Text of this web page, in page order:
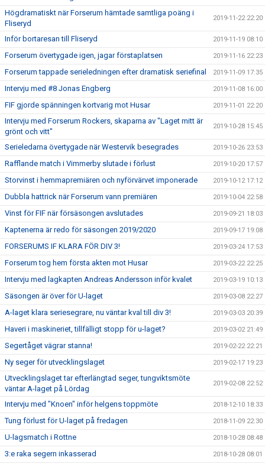
Högdramatiskt när Forserum hämtade samtliga poäng i
Fliseryd
2019-11-22 22:20
Inför bortaresan till Fliseryd 2019-11-19 08:10
Forserum övertygade igen, jagar förstaplatsen 2019-11-16 22:23
Forserum tappade serieledningen efter dramatisk seriefinal 2019-11-09 17:35
Intervju med #8 Jonas Engberg 2019-11-08 16:00
FIF gjorde spänningen kortvarig mot Husar 2019-11-01 22:20
Intervju med Forserum Rockers, skaparna av "Laget mitt är
grönt och vitt"
2019-10-28 15:45
Serieledarna övertygade när Westervik besegrades 2019-10-26 23:53
Rafflande match i Vimmerby slutade i förlust 2019-10-20 17:57
Storvinst i hemmapremiären och nyförvärvet imponerade 2019-10-12 17:12
Dubbla hattrick när Forserum vann premiären 2019-10-04 22:58
Vinst för FIF när försäsongen avslutades 2019-09-21 18:03
Kaptenerna är redo för säsongen 2019/2020 2019-09-17 19:08
FORSERUMS IF KLARA FÖR DIV 3! 2019-03-24 17:53
Forserum tog hem första akten mot Husar 2019-03-22 22:25
Intervju med lagkapten Andreas Andersson inför kvalet 2019-03-19 10:13
Säsongen är över för U-laget 2019-03-08 22:27
A-laget klara seriesegrare, nu väntar kval till div 3! 2019-03-03 20:39
Haveri i maskineriet, tillfälligt stopp för u-laget? 2019-03-02 21:49
Segertåget vägrar stanna! 2019-02-22 22:21
Ny seger för utvecklingslaget 2019-02-17 19:23
Utvecklingslaget tar efterlängtad seger, tungviktsmöte
väntar A-laget på Lördag
2019-02-08 22:52
Intervju med "Knoen" inför helgens toppmöte 2018-12-10 18:33
Tung förlust för U-laget på fredagen 2018-11-09 22:30
U-lagsmatch i Rottne 2018-10-28 08:48
3:e raka segern inkasserad 2018-10-28 08:01